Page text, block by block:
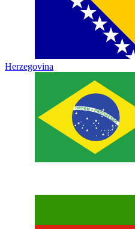
Herzegovina